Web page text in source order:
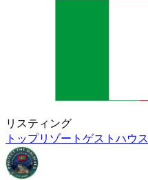
リスティング
トップリゾート ゲストハウス